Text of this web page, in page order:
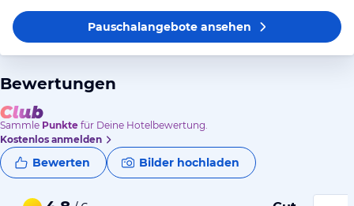
Pauschalangeboteansehen
Bewertungen
Sammle Punkte für Deine Hotelbewertung.
Kostenlos anmelden
Bewerten Bilder hochladen